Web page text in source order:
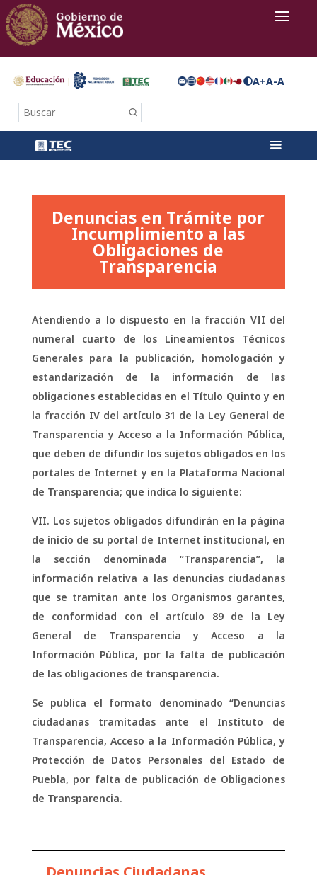
A+A-A
Buscar
Denuncias en Trámite por
Incumplimiento a las
Obligaciones de
Transparencia
Atendiendo a lo dispuesto en la fracción VII del
numeral cuarto de los Lineamientos Técnicos
Generales para la publicación, homologación y
estandarización de la información de las
obligaciones establecidas en el Título Quinto y en
la fracción IV del artículo 31 de la Ley General de
Transparencia y Acceso a la Información Pública,
que deben de difundir los sujetos obligados en los
portales de Internet y en la Plataforma Nacional
de Transparencia; que indica lo siguiente:
VII. Los sujetos obligados difundirán en la página
de inicio de su portal de Internet institucional, en
la sección denominada “Transparencia”, la
información relativa a las denuncias ciudadanas
que se tramitan ante los Organismos garantes,
de conformidad con el artículo 89 de la Ley
General de Transparencia y Acceso a la
Información Pública, por la falta de publicación
de las obligaciones de transparencia.
Se publica el formato denominado “Denuncias
ciudadanas tramitadas ante el Instituto de
Transparencia, Acceso a la Información Pública, y
Protección de Datos Personales del Estado de
Puebla, por falta de publicación de Obligaciones
de Transparencia.